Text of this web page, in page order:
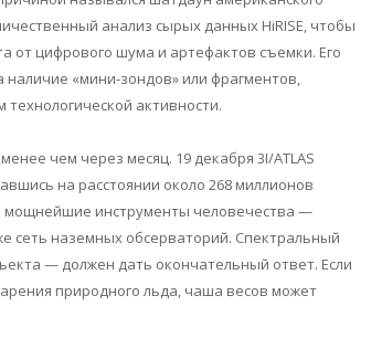
анализ сырых данных HiRISE, чтобы
от цифрового шума и артефактов съемки. Его
«мини-зондов» или фрагментов,
активности.
чем через месяц. 19 декабря 3I/ATLAS
на расстоянии около 268 миллионов
мощнейшие инструменты человечества —
сеть наземных обсерваторий. Спектральный
— должен дать окончательный ответ. Если
природного льда, чаша весов может